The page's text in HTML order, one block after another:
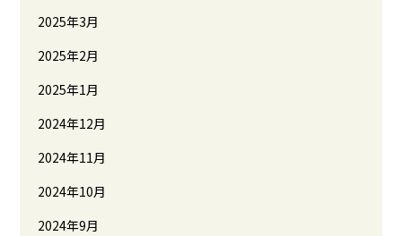
2025年3月
2025年2月
2025年1月
2024年12月
2024年11月
2024年10月
2024年9月